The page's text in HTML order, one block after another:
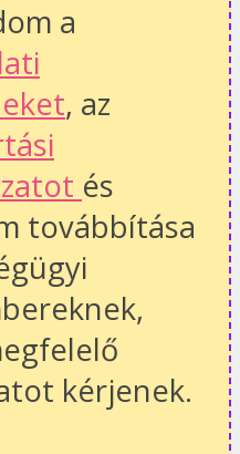
a
, az
és
továbbítása
kérjenek.